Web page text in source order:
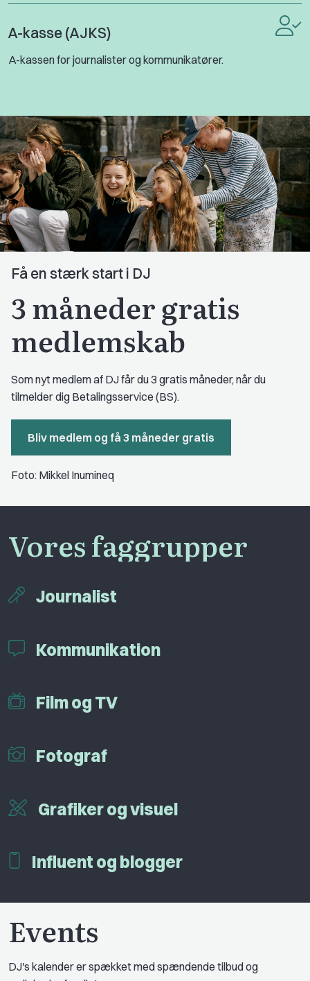
A-kasse (AJKS)
A-kassen for journalister og kommunikatører.
Få en stærk start i DJ
3 måneder gratis
medlemskab
Som nyt medlem af DJ får du 3 gratis måneder, når du
tilmelder dig Betalingsservice (BS).
Bliv medlem og få 3 måneder gratis
Foto: Mikkel Inumineq
Vores faggrupper
Journalist
Kommunikation
Film og TV
Fotograf
Grafiker og visuel
Influent og blogger
Events
DJ's kalender er spækket med spændende tilbud og